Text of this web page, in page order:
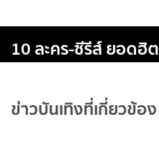
10 ละคร-ซีรีส์ ยอดฮิต
ข่าวบันเทิงที่เกี่ยวข้อง